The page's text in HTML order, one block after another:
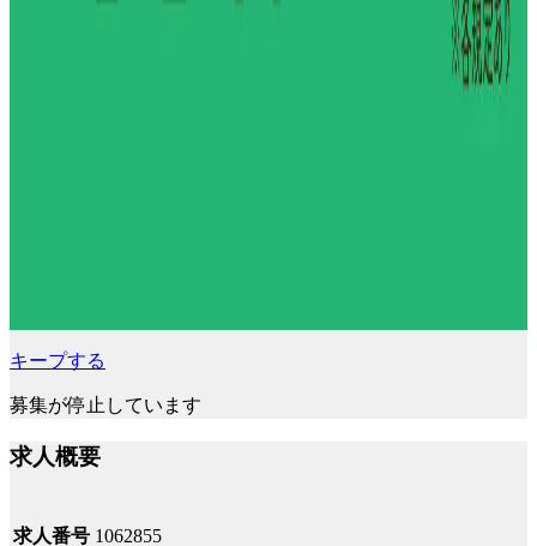
キープする
募集が停止しています
求人概要
求人番号 1062855